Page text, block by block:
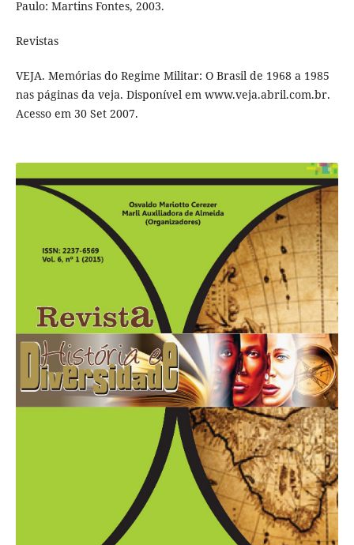
Paulo: Martins Fontes, 2003.
Revistas
VEJA. Memórias do Regime Militar: O Brasil de 1968 a 1985
nas páginas da veja. Disponível em www.veja.abril.com.br.
Acesso em 30 Set 2007.